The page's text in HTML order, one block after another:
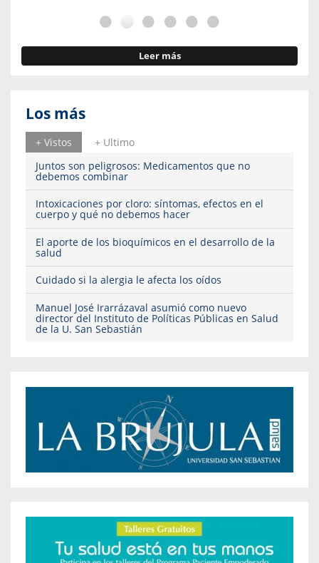
Leer más
Los más
+ Vistos
+ Ultimo
Juntos son peligrosos: Medicamentos que no
debemos combinar
Intoxicaciones por cloro: síntomas, efectos en el
cuerpo y qué no debemos hacer
El aporte de los bioquímicos en el desarrollo de la
salud
Cuidado si la alergia le afecta los oídos
Manuel José Irarrázaval asumió como nuevo
director del Instituto de Políticas Públicas en Salud
de la U. San Sebastián